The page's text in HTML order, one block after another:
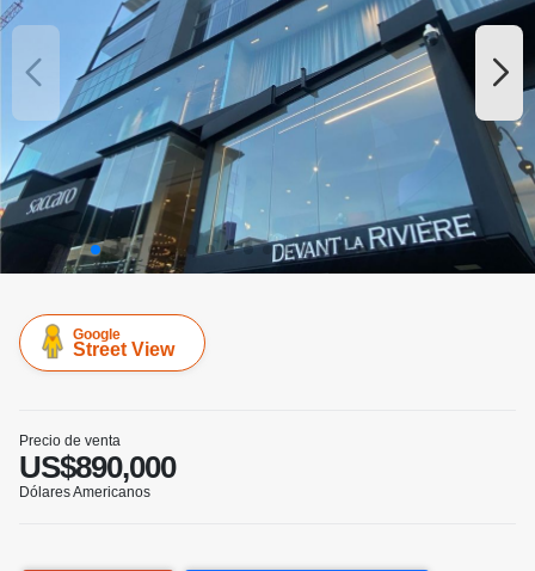
Google
Street View
Precio de venta
US$890,000
Dólares Americanos